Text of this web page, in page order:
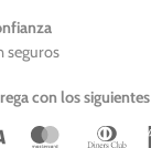
seguros
con los
Visa